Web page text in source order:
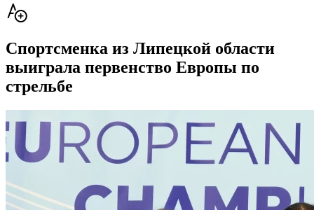
Спортсменка из Липецкой области
выиграла первенство Европы по
стрельбе